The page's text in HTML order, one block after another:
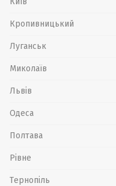
Кропивницький
Луганськ
Миколаїв
Львів
Одеса
Полтава
Рівне
Тернопіль